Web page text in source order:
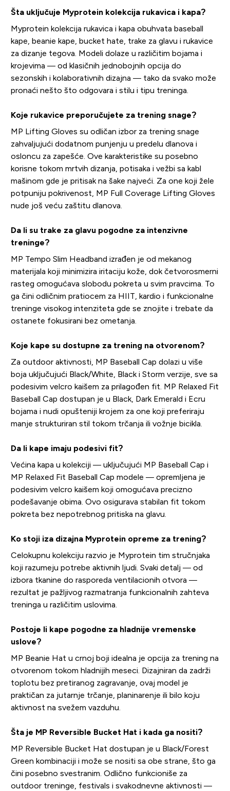
Šta uključuje Myprotein kolekcija rukavica i kapa?
Myprotein kolekcija rukavica i kapa obuhvata baseball
kape, beanie kape, bucket hate, trake za glavu i rukavice
za dizanje tegova. Modeli dolaze u različitim bojama i
krojevima — od klasičnih jednobojnih opcija do
sezonskih i kolaborativnih dizajna — tako da svako može
pronaći nešto što odgovara i stilu i tipu treninga.
Koje rukavice preporučujete za trening snage?
MP Lifting Gloves su odličan izbor za trening snage
zahvaljujući dodatnom punjenju u predelu dlanova i
osloncu za zapešće. Ove karakteristike su posebno
korisne tokom mrtvih dizanja, potisaka i vežbi sa kabl
mašinom gde je pritisak na šake najveći. Za one koji žele
potpuniju pokrivenost, MP Full Coverage Lifting Gloves
nude još veću zaštitu dlanova.
Da li su trake za glavu pogodne za intenzivne
treninge?
MP Tempo Slim Headband izrađen je od mekanog
materijala koji minimizira iritaciju kože, dok četvorosmerni
rasteg omogućava slobodu pokreta u svim pravcima. To
ga čini odličnim pratiocem za HIIT, kardio i funkcionalne
treninge visokog intenziteta gde se znojite i trebate da
ostanete fokusirani bez ometanja.
Koje kape su dostupne za trening na otvorenom?
Za outdoor aktivnosti, MP Baseball Cap dolazi u više
boja uključujući Black/White, Black i Storm verzije, sve sa
podesivim velcro kaišem za prilagođen fit. MP Relaxed Fit
Baseball Cap dostupan je u Black, Dark Emerald i Ecru
bojama i nudi opušteniji krojem za one koji preferiraju
manje strukturiran stil tokom trčanja ili vožnje bicikla.
Da li kape imaju podesivi fit?
Većina kapa u kolekciji — uključujući MP Baseball Cap i
MP Relaxed Fit Baseball Cap modele — opremljena je
podesivim velcro kaišem koji omogućava precizno
podešavanje obima. Ovo osigurava stabilan fit tokom
pokreta bez nepotrebnog pritiska na glavu.
Ko stoji iza dizajna Myprotein opreme za trening?
Celokupnu kolekciju razvio je Myprotein tim stručnjaka
koji razumeju potrebe aktivnih ljudi. Svaki detalj — od
izbora tkanine do rasporeda ventilacionih otvora —
rezultat je pažljivog razmatranja funkcionalnih zahteva
treninga u različitim uslovima.
Postoje li kape pogodne za hladnije vremenske
uslove?
MP Beanie Hat u crnoj boji idealna je opcija za trening na
otvorenom tokom hladnijih meseci. Dizajniran da zadrži
toplotu bez pretiranog zagravanje, ovaj model je
praktičan za jutarnje trčanje, planinarenje ili bilo koju
aktivnost na svežem vazduhu.
Šta je MP Reversible Bucket Hat i kada ga nositi?
MP Reversible Bucket Hat dostupan je u Black/Forest
Green kombinaciji i može se nositi sa obe strane, što ga
čini posebno svestranim. Odlično funkcioniše za
outdoor treninge, festivals i svakodnevne aktivnosti —